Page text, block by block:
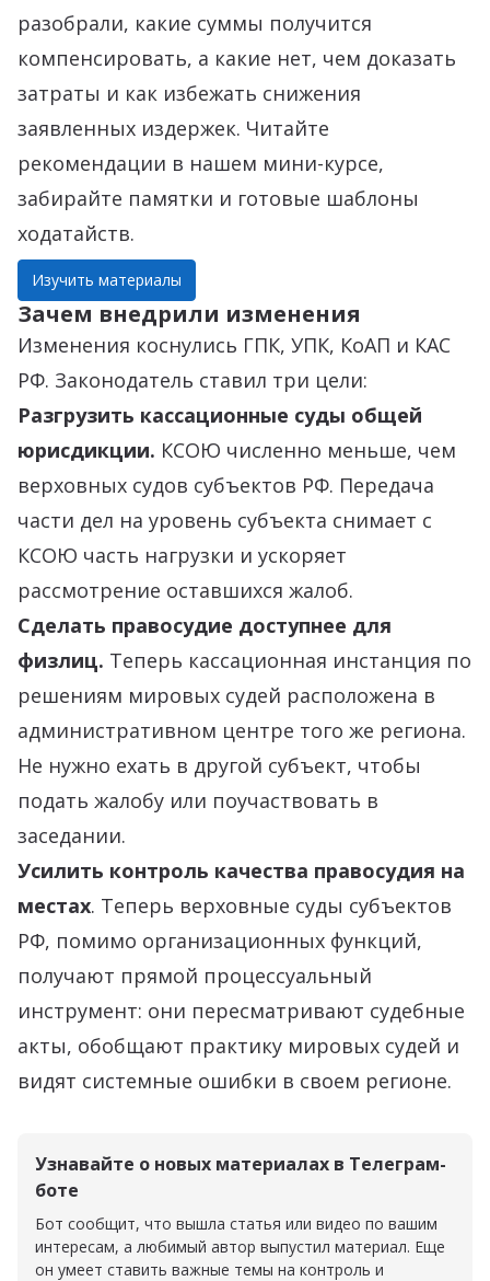
разобрали, какие суммы получится
компенсировать, а какие нет, чем доказать
затраты и как избежать снижения
заявленных издержек. Читайте
рекомендации в нашем мини-курсе,
забирайте памятки и готовые шаблоны
ходатайств.
Изучить материалы
Зачем внедрили изменения
Изменения коснулись ГПК, УПК, КоАП и КАС
РФ. Законодатель ставил три цели:
Разгрузить кассационные суды общей
юрисдикции. КСОЮ численно меньше, чем
верховных судов субъектов РФ. Передача
части дел на уровень субъекта снимает с
КСОЮ часть нагрузки и ускоряет
рассмотрение оставшихся жалоб.
Сделать правосудие доступнее для
физлиц. Теперь кассационная инстанция по
решениям мировых судей расположена в
административном центре того же региона.
Не нужно ехать в другой субъект, чтобы
подать жалобу или поучаствовать в
заседании.
Усилить контроль качества правосудия на
местах. Теперь верховные суды субъектов
РФ, помимо организационных функций,
получают прямой процессуальный
инструмент: они пересматривают судебные
акты, обобщают практику мировых судей и
видят системные ошибки в своем регионе.
Узнавайте о новых материалах в Телеграм-
боте
Бот сообщит, что вышла статья или видео по вашим
интересам, а любимый автор выпустил материал. Еще
он умеет ставить важные темы на контроль и